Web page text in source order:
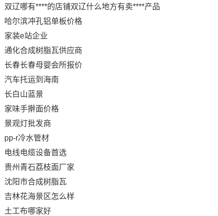
双辽哪有****的店铺双辽什么地方有卖****产品
哈尔滨冲孔铝单板价格
家装e站企业
通化合成树脂瓦供应商
长春长春母婴会所报价
汽车托运到海南
长白山蓝景
家味手擀面价格
景观灯批发商
pp-r冷水管材
电线电缆设备首选
贵州青石荔枝面厂家
沈阳市合成树脂瓦
吉林花海景区怎么样
土工布哪家好